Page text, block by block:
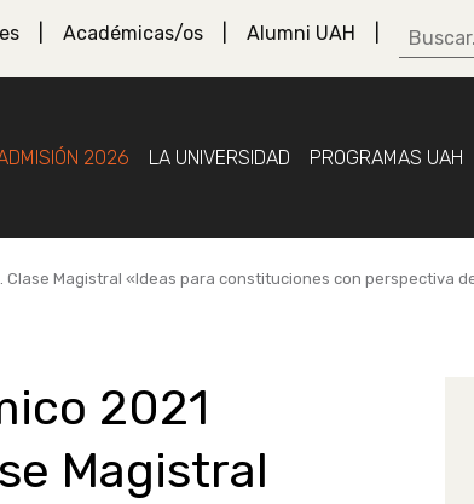
Académicas/os Alumni UAH
2026 LA UNIVERSIDAD PROGRAMAS UAH
Magistral «Ideas para constituciones con perspectiva
2021
Magistral